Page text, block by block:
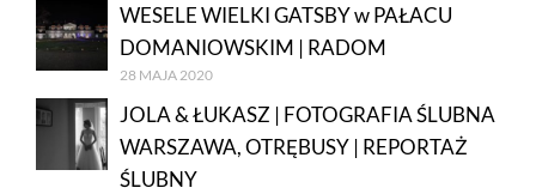
WESELE WIELKI GATSBY w PAŁACU
DOMANIOWSKIM | RADOM
28 MAJA 2020
JOLA & ŁUKASZ | FOTOGRAFIA ŚLUBNA
WARSZAWA, OTRĘBUSY | REPORTAŻ
ŚLUBNY